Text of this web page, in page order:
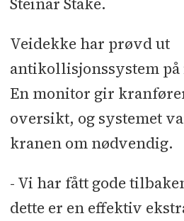
Veidekke har prøvd ut
antikollisjonssystem på
En monitor gir
oversikt, og systemet
kranen om nødvendig.
- Vi har fått gode
dette er en effektiv